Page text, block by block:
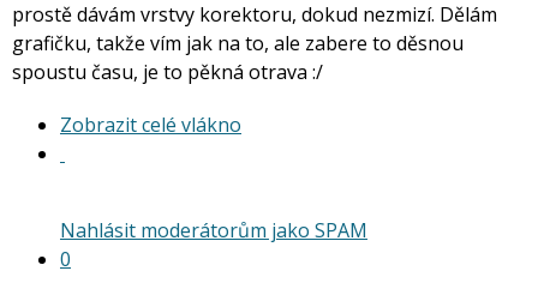
prostě dávám vrstvy korektoru, dokud nezmizí. Dělám
grafičku, takže vím jak na to, ale zabere to děsnou
spoustu času, je to pěkná otrava :/
Zobrazit celé vlákno
Nahlásit moderátorům jako SPAM
0